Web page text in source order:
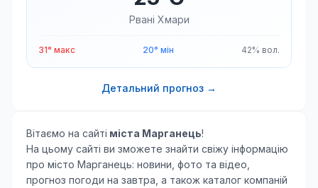
Рвані Хмари
31° макс 20° мін 42% вол.
Детальний прогноз →
Вітаємо на сайті міста Марганець!
На цьому сайті ви зможете знайти свіжу інформацію
про місто Марганець: новини, фото та відео,
прогноз погоди на завтра, а також каталог компаній